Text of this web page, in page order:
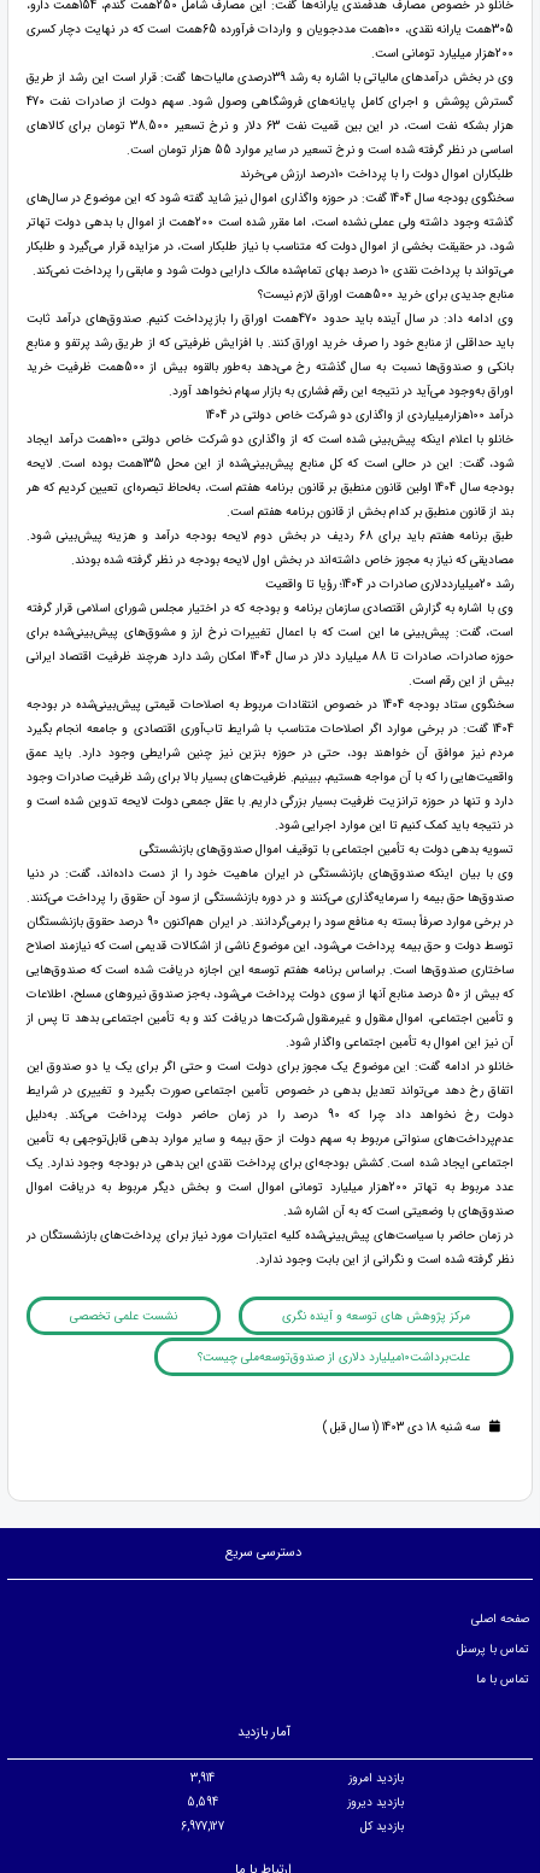
خانلو در خصوص مصارف هدفمندی یارانه‌ها گفت: این مصارف شامل 250همت گندم، 154همت دارو،
305همت یارانه نقدی، 100همت مددجویان و واردات فرآورده 65همت است که در نهایت دچار کسری
200هزار میلیارد تومانی است.
وی در بخش درآمدهای مالیاتی با اشاره به رشد 39درصدی مالیات‌ها گفت: قرار است این رشد از طریق
گسترش پوشش و اجرای کامل پایانه‌های فروشگاهی وصول شود. سهم دولت از صادرات نفت 470
هزار بشکه نفت است، در این بین قمیت نفت 63 دلار و نرخ تسعیر 38.500 تومان برای کالاهای
اساسی در نظر گرفته شده است و نرخ تسعیر در سایر موارد 55 هزار تومان است.
طلبکاران اموال دولت را با پرداخت 10درصد ارزش می‌خرند
سخنگوی بودجه سال 1404 گفت: در حوزه واگذاری اموال نیز شاید گفته شود که این موضوع در سال‌های
گذشته وجود داشته ولی عملی نشده است، اما مقرر شده است 200همت از اموال با بدهی دولت تهاتر
شود، در حقیقت بخشی از اموال دولت که متناسب با نیاز طلبکار است، در مزایده قرار می‌گیرد و طلبکار
می‌تواند با پرداخت نقدی 10 درصد بهای تمام‌شده مالک دارایی دولت شود و مابقی را پرداخت نمی‌کند.
منابع جدیدی برای خرید 500همت اوراق لازم نیست؟
وی ادامه داد: در سال آینده باید حدود 470همت اوراق را بازپرداخت کنیم. صندوق‌های درآمد ثابت
باید حداقلی از منابع خود را صرف خرید اوراق کنند. با افزایش ظرفیتی که از طریق رشد پرتفو و منابع
بانکی و صندوق‌ها نسبت به سال گذشته رخ می‌دهد به‌طور بالقوه بیش از 500همت ظرفیت خرید
اوراق به‌وجود می‌آید در نتیجه این رقم فشاری به بازار سهام نخواهد آورد.
درآمد 100هزارمیلیاردی از واگذاری دو شرکت خاص دولتی در 1404
خانلو با اعلام اینکه پیش‌بینی شده است که از واگذاری دو شرکت خاص دولتی 100همت درآمد ایجاد
شود، گفت: این در حالی است که کل منابع پیش‌بینی‌شده از این محل 135همت بوده است. لایحه
بودجه سال 1404 اولین قانون منطبق بر قانون برنامه هفتم است، به‌لحاظ تبصره‌ای تعیین کردیم که هر
بند از قانون منطبق بر کدام بخش از قانون برنامه هفتم است.
طبق برنامه هفتم باید برای 68 ردیف در بخش دوم لایحه بودجه درآمد و هزینه پیش‌بینی شود.
مصادیقی که نیاز به مجوز خاص داشته‌اند در بخش اول لایحه بودجه در نظر گرفته شده بودند.
رشد 20میلیارددلاری صادرات در 1404؛ رؤیا تا واقعیت
وی با اشاره به گزارش اقتصادی سازمان برنامه و بودجه که در اختیار مجلس شورای اسلامی قرار گرفته
است، گفت: پیش‌بینی ما این است که با اعمال تغییرات نرخ ارز و مشوق‌های پیش‌بینی‌شده برای
حوزه صادرات، صادرات تا 88 میلیارد دلار در سال 1404 امکان رشد دارد هرچند ظرفیت اقتصاد ایرانی
بیش از این رقم است.
سخنگوی ستاد بودجه 1404 در خصوص انتقادات مربوط به اصلاحات قیمتی پیش‌بینی‌شده در بودجه
1404 گفت: در برخی موارد اگر اصلاحات متناسب با شرایط تاب‌آوری اقتصادی و جامعه انجام بگیرد
مردم نیز موافق آن خواهند بود، حتی در حوزه بنزین نیز چنین شرایطی وجود دارد. باید عمق
واقعیت‌هایی را که با آن مواجه هستیم، ببینیم. ظرفیت‌های بسیار بالا برای رشد ظرفیت صادرات وجود
دارد و تنها در حوزه ترانزیت ظرفیت بسیار بزرگی داریم. با عقل جمعی دولت لایحه تدوین شده است و
در نتیجه باید کمک کنیم تا این موارد اجرایی شود.
تسویه بدهی دولت به تأمین اجتماعی با توقیف اموال صندوق‌های بازنشستگی
وی با بیان اینکه صندوق‌های بازنشستگی در ایران ماهیت خود را از دست داده‌اند، گفت: در دنیا
صندوق‌ها حق بیمه را سرمایه‌گذاری می‌کنند و در دوره بازنشستگی از سود آن حقوق را پرداخت می‌کنند.
در برخی موارد صرفاً بسته به منافع سود را برمی‌گردانند. در ایران هم‌اکنون 90 درصد حقوق بازنشستگان
توسط دولت و حق بیمه پرداخت می‌شود، این موضوع ناشی از اشکالات قدیمی است که نیازمند اصلاح
ساختاری صندوق‌ها است. براساس برنامه هفتم توسعه این اجازه دریافت شده است که صندوق‌هایی
که بیش از 50 درصد منابع آنها از سوی دولت پرداخت می‌شود، به‌جز صندوق نیروهای مسلح، اطلاعات
و تأمین اجتماعی، اموال منقول و غیرمنقول شرکت‌ها دریافت کند و به تأمین اجتماعی بدهد تا پس از
آن نیز این اموال به تأمین اجتماعی واگذار شود.
خانلو در ادامه گفت: این موضوع یک مجوز برای دولت است و حتی اگر برای یک یا دو صندوق این
اتفاق رخ دهد می‌تواند تعدیل بدهی در خصوص تأمین اجتماعی صورت بگیرد و تغییری در شرایط
دولت رخ نخواهد داد چرا که 90 درصد را در زمان حاضر دولت پرداخت می‌کند. به‌دلیل
عدم‌پرداخت‌های سنواتی مربوط به سهم دولت از حق بیمه و سایر موارد بدهی قابل‌توجهی به تأمین
اجتماعی ایجاد شده است. کشش بودجه‌ای برای پرداخت نقدی این بدهی در بودجه وجود ندارد. یک
عدد مربوط به تهاتر 200هزار میلیارد تومانی اموال است و بخش دیگر مربوط به دریافت اموال
صندوق‌های با وضعیتی است که به آن اشاره شد.
در زمان حاضر با سیاست‌های پیش‌بینی‌شده کلیه اعتبارات مورد نیاز برای پرداخت‌های بازنشستگان در
نظر گرفته شده است و نگرانی از این بابت وجود ندارد.
مرکز پژوهش های توسعه و آینده نگری نشست علمی تخصصی
علت‌برداشت۱۰میلیارد دلاری از صندوق‌توسعه‌ملی چیست؟
سه شنبه 18 دی 1403 (1 سال قبل )
دسترسی سریع
صفحه اصلی
تماس با پرسنل
تماس با ما
آمار بازدید
بازدید امروز
3,914
بازدید دیروز
5,594
بازدید کل
6,977,127